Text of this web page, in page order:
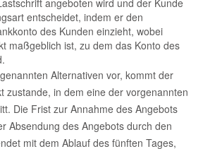
angeboten wird und der Kunde
entscheidet, indem er den
des Kunden einzieht, wobei
maßgeblich ist, zu dem das Konto des
Alternativen vor, kommt der
zustande, in dem eine der vorgenannten
Die Frist zur Annahme des Angebots
Absendung des Angebots durch den
mit dem Ablauf des fünften Tages,